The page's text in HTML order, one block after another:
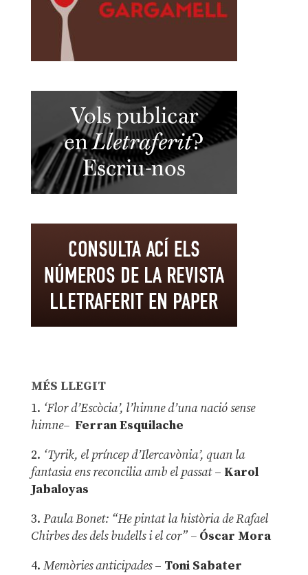
MÉS LLEGIT
1. ‘Flor d’Escòcia’, l’himne d’una nació sense
himne– Ferran Esquilache
2. ‘Tyrik, el príncep d’Ilercavònia’, quan la
fantasia ens reconcilia amb el passat– Karol
Jabaloyas
3. Paula Bonet: “He pintat la història de Rafael
Chirbes des dels budells i el cor” –Óscar Mora
4. Memòries anticipades– Toni Sabater